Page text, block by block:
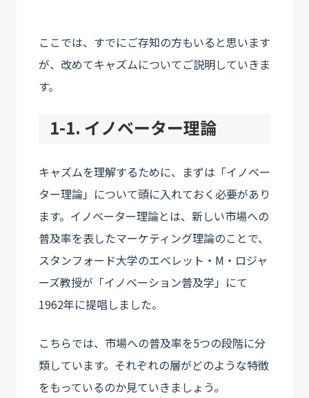
ここでは、すでにご存知の方もいると思います
が、改めてキャズムについてご説明していきま
す。
1-1. イノベーター理論
キャズムを理解するために、まずは「イノベー
ター理論」について頭に入れておく必要があり
ます。イノベーター理論とは、新しい市場への
普及率を表したマーケティング理論のことで、
スタンフォード大学のエベレット・M・ロジャ
ーズ教授が「イノベーション普及学」にて
1962年に提唱しました。
こちらでは、市場への普及率を5つの段階に分
類しています。それぞれの層がどのような特徴
をもっているのか見ていきましょう。